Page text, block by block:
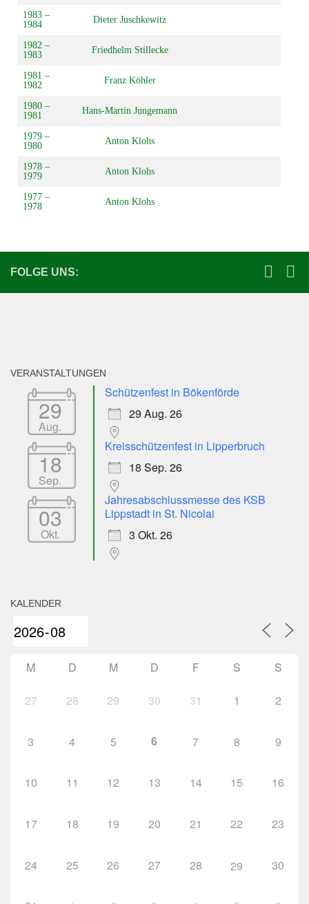
1983 –
1984
Dieter Juschkewitz
1982 –
1983
Friedhelm Stillecke
1981 –
1982
Franz Köhler
1980 –
1981
Hans-Martin Jungemann
1979 –
1980
Anton Klohs
1978 –
1979
Anton Klohs
1977 –
1978
Anton Klohs
FOLGE UNS:
VERANSTALTUNGEN
29
Aug.
Schützenfest in Bökenförde
29 Aug. 26
18
Sep.
Kreisschützenfest in Lipperbruch
18 Sep. 26
03
Okt.
Jahresabschlussmesse des KSB
Lippstadt in St. Nicolai
3 Okt. 26
KALENDER
M D M D F S S
27 28 29 30 31 1 2
3 4 5 6 7 8 9
10 11 12 13 14 15 16
17 18 19 20 21 22 23
24 25 26 27 28 29 30